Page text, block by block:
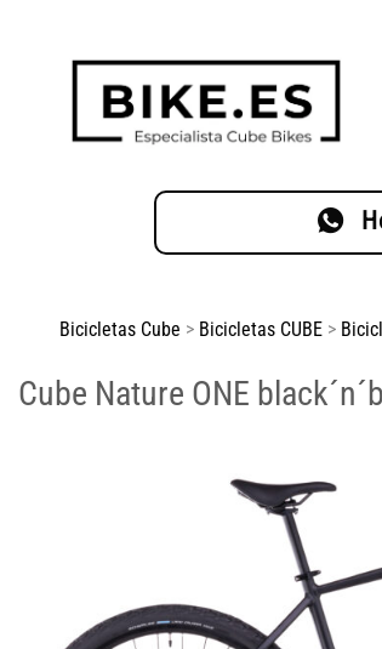
Bicicletas Cube > Bicicletas CUBE >
Cube Nature ONE